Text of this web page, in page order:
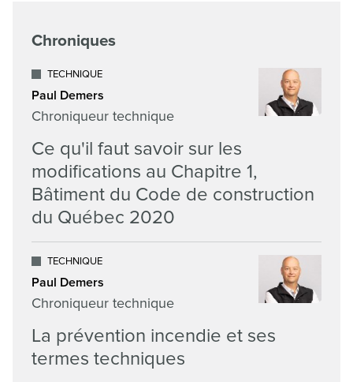
Chroniques
TECHNIQUE
Paul Demers
Chroniqueur technique
Ce qu'il faut savoir sur les
modifications au Chapitre 1,
Bâtiment du Code de construction
du Québec 2020
TECHNIQUE
Paul Demers
Chroniqueur technique
La prévention incendie et ses
termes techniques